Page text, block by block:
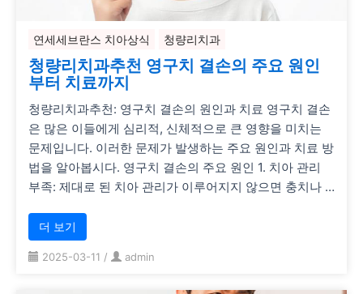
연세세브란스 치아상식 청량리치과
청량리치과추천 영구치 결손의 주요 원인
부터 치료까지
청량리치과추천: 영구치 결손의 원인과 치료 영구치 결손
은 많은 이들에게 심리적, 신체적으로 큰 영향을 미치는
문제입니다. 이러한 문제가 발생하는 주요 원인과 치료 방
법을 알아봅시다. 영구치 결손의 주요 원인 1. 치아 관리
부족: 제대로 된 치아 관리가 이루어지지 않으면 충치나 …
더 보기
2025-03-11 / admin